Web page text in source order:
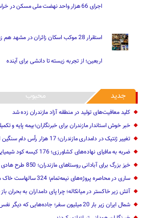
اربعین؛ از تجربه زیسته تا دانشی برای آینده
کلید معافیت‌های تولید در منطقه آزاد مازندران زده شد
خبر خوش استاندار مازندران برای خبرنگاران؛‌بیمه پایه و
تغییر ژنتیک‌ در دامداری مازندران؛ 17 هزار رأس دام سنگین ‌اصلاح نژاد شد
ضربه ‌به مافیای نهاده‌های کشاورزی؛ 176 کیسه کود شیمیایی توقیف شد
خیز بزرگ برای آبادانی روستاهای مازندران؛ 850 طرح هادی ‌اجرا می‌شود
ساری در محاصره پروژه‌های نیمه‌تمام؛ 324 سالهاست خاک می‌خورد!
آتش زیر خاکستر در میانکاله؛ چرا پای دامداران به بحران
شمال ایران زیر بار 20 میلیون سفر؛ جاده‌هایی که دیگر نفس نمی‌کشند!
خبرنگاران همدانی تیراندازی کردند
امام جمعه رشت: هیچ‌کس حق امتیاز دادن به آمریکا را